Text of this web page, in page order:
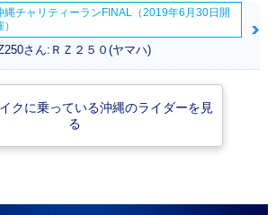
縄チャリティーランFINAL（2019年6月30日開
さん:ＲＺ２５０(ヤマハ)
クに乗っている沖縄のライダーを見
る